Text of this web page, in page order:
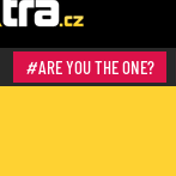
ARE YOU THE ONE?